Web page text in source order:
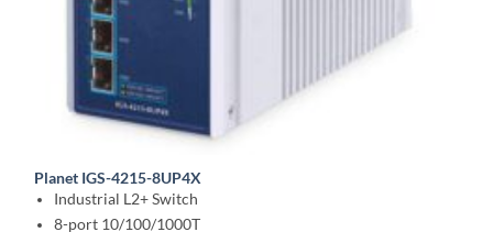
Planet IGS-4215-8UP4X
Industrial L2+ Switch
8-port 10/100/1000T